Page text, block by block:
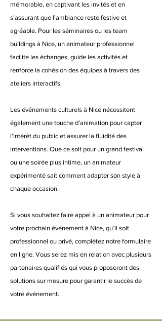
mémorable, en captivant les invités et en
s’assurant que l’ambiance reste festive et
agréable. Pour les séminaires ou les team
buildings à Nice, un animateur professionnel
facilite les échanges, guide les activités et
renforce la cohésion des équipes à travers des
ateliers interactifs.
Les événements culturels à Nice nécessitent
également une touche d’animation pour capter
l'intérêt du public et assurer la fluidité des
interventions. Que ce soit pour un grand festival
ou une soirée plus intime, un animateur
expérimenté sait comment adapter son style à
chaque occasion.
Si vous souhaitez faire appel à un animateur pour
votre prochain événement à Nice, qu’il soit
professionnel ou privé, complétez notre formulaire
en ligne. Vous serez mis en relation avec plusieurs
partenaires qualifiés qui vous proposeront des
solutions sur mesure pour garantir le succès de
votre événement.